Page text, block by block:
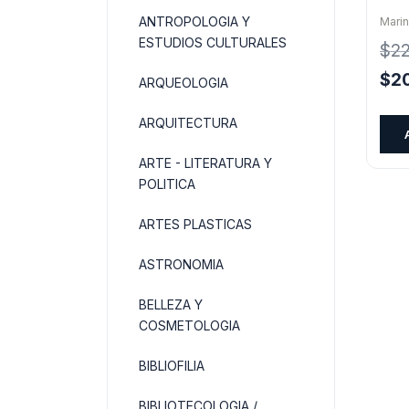
ANTROPOLOGIA Y
ESTUDIOS CULTURALES
ARQUEOLOGIA
ARQUITECTURA
ARTE - LITERATURA Y
POLITICA
ARTES PLASTICAS
ASTRONOMIA
BELLEZA Y
COSMETOLOGIA
BIBLIOFILIA
BIBLIOTECOLOGIA /
$
El
$